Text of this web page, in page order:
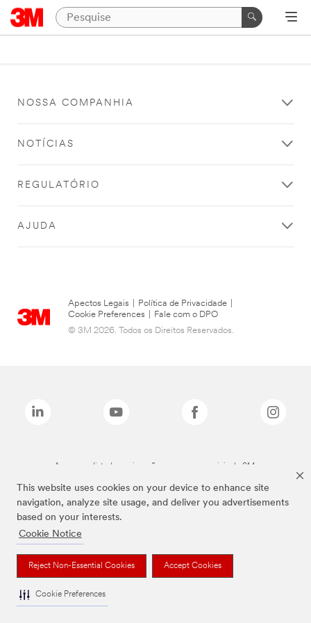
This website uses cookies on your device to enhance site
navigation, analyze site usage, and deliver you advertisements
based on your interests.
Cookie Notice
Reject Non-Essential Cookies Accept Cookies
Cookie Preferences
NOSSA COMPANHIA
NOTÍCIAS
REGULATÓRIO
AJUDA
Apectos Legais Política de Privacidade
Cookie Preferences
Fale com o DPO
© 3M 2026. Todos os Direitos Reservados.
As marcas listadas a cima são marcas comerciais da 3M.